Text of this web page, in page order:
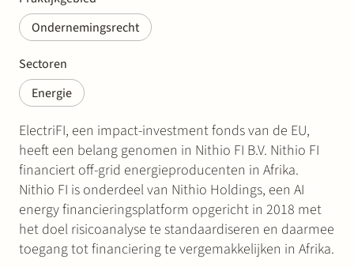
Ondernemingsrecht
Sectoren
Energie
ElectriFI, een impact-investment fonds van de EU,
heeft een belang genomen in Nithio FI B.V. Nithio FI
financiert off-grid energieproducenten in Afrika.
Nithio FI is onderdeel van Nithio Holdings, een AI
energy financieringsplatform opgericht in 2018 met
het doel risicoanalyse te standaardiseren en daarmee
toegang tot financiering te vergemakkelijken in Afrika.